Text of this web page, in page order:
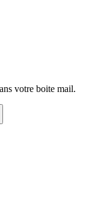
votre boite mail.